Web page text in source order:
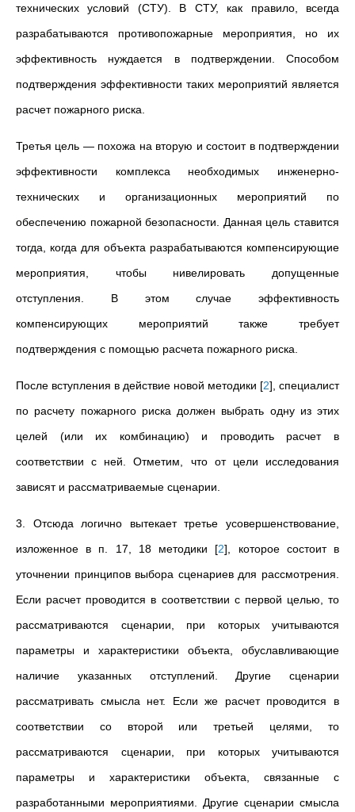
технических условий (СТУ). В СТУ, как правило, всегда
разрабатываются противопожарные мероприятия, но их
эффективность нуждается в подтверждении. Способом
подтверждения эффективности таких мероприятий является
расчет пожарного риска.
Третья цель —похожа на вторую и состоит в подтверждении
эффективности комплекса необходимых инженерно-
технических и организационных мероприятий по
обеспечению пожарной безопасности. Данная цель ставится
тогда, когда для объекта разрабатываются компенсирующие
мероприятия, чтобы нивелировать допущенные
отступления. В этом случае эффективность
компенсирующих мероприятий также требует
подтверждения с помощью расчета пожарного риска.
После вступления в действие новой методики [2] , специалист
по расчету пожарного риска должен выбрать одну из этих
целей (или их комбинацию) и проводить расчет в
соответствии с ней.Отметим, что от цели исследования
зависят и рассматриваемые сценарии.
3. Отсюда логично вытекает третье усовершенствование,
изложенное в п. 17, 18 методики [2] , которое состоит в
уточнении принципов выбора сценариев для рассмотрения.
Если расчет проводится в соответствии с первой целью, то
рассматриваются сценарии, при которых учитываются
параметры и характеристики объекта, обуславливающие
наличие указанных отступлений. Другие сценарии
рассматривать смысла нет. Если же расчет проводится в
соответствии со второй или третьей целями, то
рассматриваются сценарии, при которых учитываются
параметры и характеристики объекта, связанные с
разработанными мероприятиями. Другие сценарии смысла